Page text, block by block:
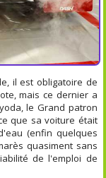
il est obligatoire de
mais ce dernier a
le Grand patron
que sa voiture était
(enfin quelques
quasiment sans
de l'emploi de